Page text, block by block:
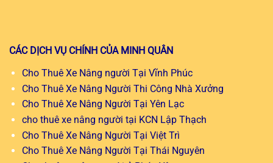
CÁC DỊCH VỤ CHÍNH CỦA MINH QUÂN
Cho Thuê Xe Nâng người Tại Vĩnh Phúc
Cho Thuê Xe Nâng Người Thi Công Nhà Xưởng
Cho Thuê Xe Nâng Người Tại Yên Lạc
cho thuê xe nâng người tại KCN Lập Thạch
Cho Thuê Xe Nâng Người Tại Việt Trì
Cho Thuê Xe Nâng Người Tại Thái Nguyên